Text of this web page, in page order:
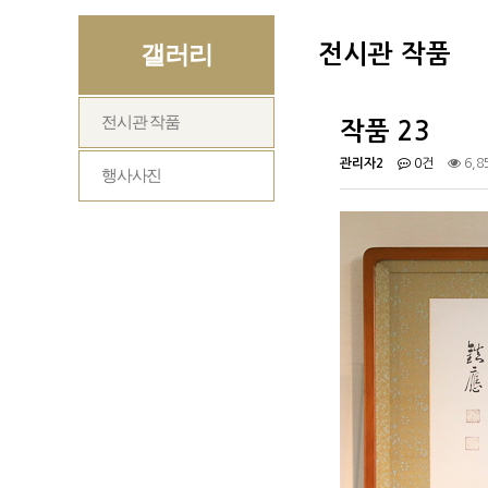
갤러리
전시관 작품
행사사진
전시관 작품
작품 23
관리자2 0건